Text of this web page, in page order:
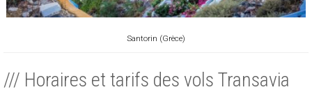
Santorin (Grèce)
/// Horaires et tarifs des vols Transavia